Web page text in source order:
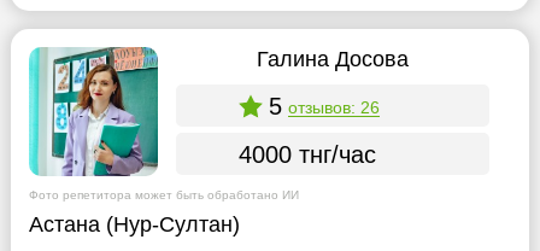
Галина Досова
5 отзывов: 26
4000 тнг/час
Фото репетитора может быть обработано ИИ
Астана (Нур-Султан)